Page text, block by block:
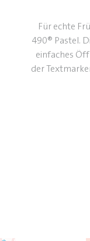
Für echte
490® Pastel.
einfaches
der